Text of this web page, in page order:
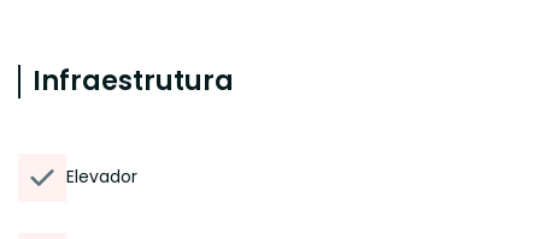
Infraestrutura
Elevador